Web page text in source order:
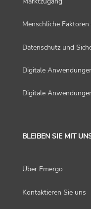
Menschliche
Datenschutz und
Digitale
Digitale
BLEIBEN SIE MIT
Über Emergo
Kontaktieren Sie uns